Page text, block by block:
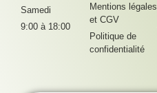
Samedi
9:00 à 18:00
Mentions légales
et CGV
Politique de
confidentialité